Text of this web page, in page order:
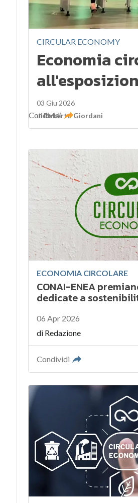
CIRCULAR ECONOMY
Economia
03 Giu 2026
diRoberto Giordani
Condividi
ECONOMIA CIRCOLARE
CONAI-ENEA
dedicate a
06 Apr 2026
di Redazione
Condividi